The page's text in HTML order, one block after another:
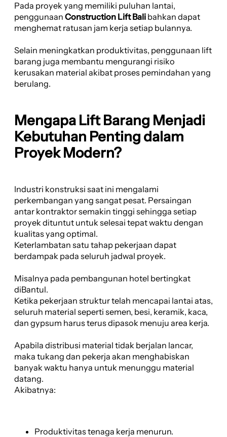
Pada proyek yang memiliki puluhan lantai,
penggunaan Construction Lift Bali bahkan dapat
menghemat ratusan jam kerja setiap bulannya.
Selain meningkatkan produktivitas, penggunaan lift
barang juga membantu mengurangi risiko
kerusakan material akibat proses pemindahan yang
berulang.
Mengapa Lift Barang Menjadi
Kebutuhan Penting dalam
Proyek Modern?
Industri konstruksi saat ini mengalami
perkembangan yang sangat pesat. Persaingan
antar kontraktor semakin tinggi sehingga setiap
proyek dituntut untuk selesai tepat waktu dengan
kualitas yang optimal.
Keterlambatan satu tahap pekerjaan dapat
berdampak pada seluruh jadwal proyek.
Misalnya pada pembangunan hotel bertingkat
diBantul.
Ketika pekerjaan struktur telah mencapai lantai atas,
seluruh material seperti semen, besi, keramik, kaca,
dan gypsum harus terus dipasok menuju area kerja.
Apabila distribusi material tidak berjalan lancar,
maka tukang dan pekerja akan menghabiskan
banyak waktu hanya untuk menunggu material
datang.
Akibatnya:
Produktivitas tenaga kerja menurun.